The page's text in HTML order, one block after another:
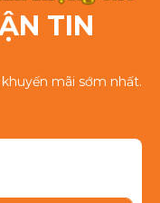
TIN
mãi sớm nhất.